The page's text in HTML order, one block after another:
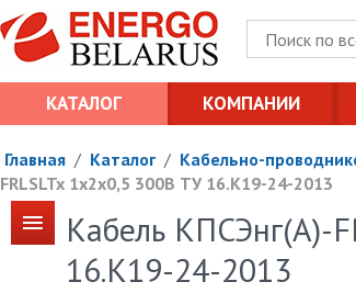
КАТАЛОГ КОМПАНИИ
Главная / Каталог / Кабельно-
FRLSLTx 1х2х0,5 300В ТУ 16.К19-24-2013
Кабель КПСЭнг(А)-
16.К19-24-2013